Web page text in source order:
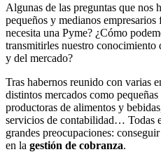
Algunas de las preguntas que nos
pequeños y medianos
necesita una Pyme? ¿Cómo
transmitirles nuestro conocimiento
y del mercado?
Tras habernos reunido con varias
distintos mercados como
productoras de alimentos y
servicios de contabilidad… Todas
grandes preocupaciones: conseguir
en la gestión de cobranza.